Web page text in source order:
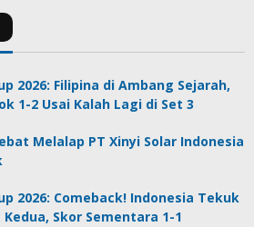
2026: Filipina di Ambang Sejarah,
1-2 Usai Kalah Lagi di Set 3
Melalap PT Xinyi Solar Indonesia
2026: Comeback! Indonesia Tekuk
Skor Sementara 1-1